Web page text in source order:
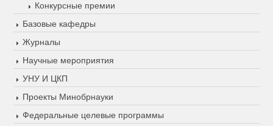
Конкурсные премии
Базовые кафедры
Журналы
Научные мероприятия
УНУ И ЦКП
Проекты Минобрнауки
Федеральные целевые программы